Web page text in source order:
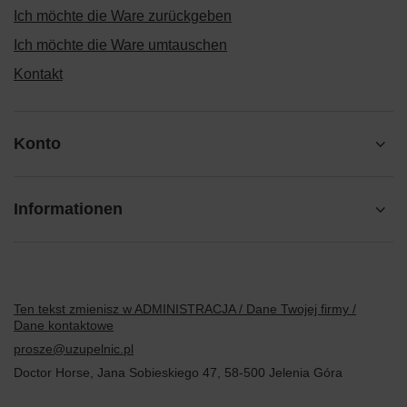
Ich möchte die Ware zurückgeben
Ich möchte die Ware umtauschen
Kontakt
Konto
Informationen
Ten tekst zmienisz w ADMINISTRACJA / Dane Twojej firmy /
Dane kontaktowe
prosze@uzupelnic.pl
Doctor Horse Jana Sobieskiego 47 58-500 Jelenia Góra